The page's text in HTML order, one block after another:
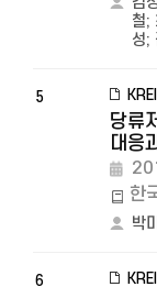
철;
성;
5
당류
대응
한
박
6